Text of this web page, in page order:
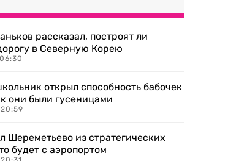
рассказал, построят ли
в Северную Корею
открыл способность бабочек
они были гусеницами
Шереметьево из стратегических
будет с аэропортом